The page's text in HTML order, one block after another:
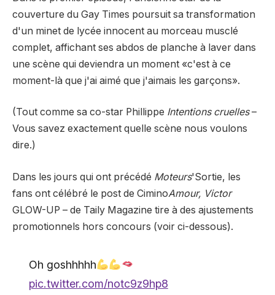
couverture du Gay Times poursuit sa transformation
d'un minet de lycée innocent au morceau musclé
complet, affichant ses abdos de planche à laver dans
une scène qui deviendra un moment «c'est à ce
moment-là que j'ai aimé que j'aimais les garçons».
(Tout comme sa co-star Phillippe Intentions cruelles–
Vous savez exactement quelle scène nous voulons
dire.)
Dans les jours qui ont précédé Moteurs'Sortie, les
fans ont célébré le post de CiminoAmour, Victor
GLOW-UP – de Taily Magazine tire à des ajustements
promotionnels hors concours (voir ci-dessous).
Oh goshhhhh
pic.twitter.com/notc9z9hp8